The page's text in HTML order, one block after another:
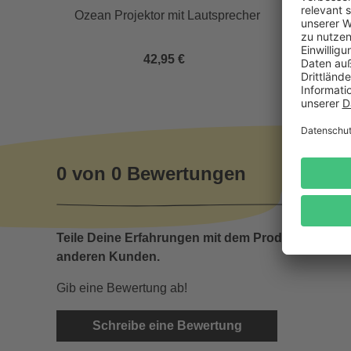
Ozean Projektor mit Lautsprecher
42,95 €
0 von 0 Bewertungen
Teile Deine Erfahrungen mit dem Produkt mit
anderen Kunden.
Gib eine Bewertung ab!
Schreibe eine Bewertung